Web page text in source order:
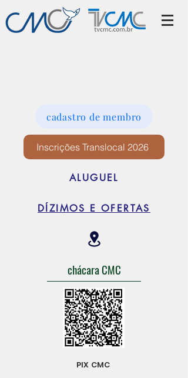
cadastro de membro
Inscrições Translocal 2026
ALUGUEL
DÍZIMOS E OFERTAS
chácara CMC
PIX CMC